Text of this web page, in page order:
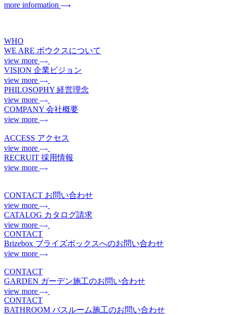
more information
WHO
WE ARE ボウクスについて
view more
VISION 企業ビジョン
view more
PHILOSOPHY 経営理念
view more
COMPANY 会社概要
view more
ACCESS アクセス
view more
RECRUIT 採用情報
view more
CONTACT お問い合わせ
view more
CATALOG カタログ請求
view more
CONTACT
Brizebox ブライズボックスへのお問い合わせ
view more
CONTACT
GARDEN ガーデン施工のお問い合わせ
view more
CONTACT
BATHROOM バスルーム施工のお問い合わせ